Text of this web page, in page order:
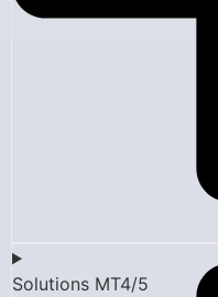
Solutions MT4/5